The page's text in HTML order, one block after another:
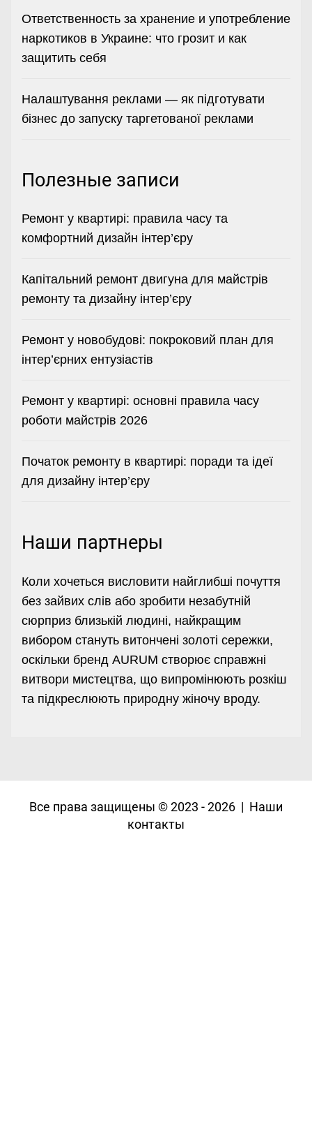
Ответственность за хранение и употребление
наркотиков в Украине: что грозит и как
защитить себя
Налаштування реклами — як підготувати
бізнес до запуску таргетованої реклами
Полезные записи
Ремонт у квартирі: правила часу та
комфортний дизайн інтер’єру
Капітальний ремонт двигуна для майстрів
ремонту та дизайну інтер’єру
Ремонт у новобудові: покроковий план для
інтер’єрних ентузіастів
Ремонт у квартирі: основні правила часу
роботи майстрів 2026
Початок ремонту в квартирі: поради та ідеї
для дизайну інтер’єру
Наши партнеры
Коли хочеться висловити найглибші почуття
без зайвих слів або зробити незабутній
сюрприз близькій людині, найкращим
вибором стануть витончені золоті сережки,
оскільки бренд AURUM створює справжні
витвори мистецтва, що випромінюють розкіш
та підкреслюють природну жіночу вроду.
Все права защищены © 2023 - 2026 | Наши
контакты